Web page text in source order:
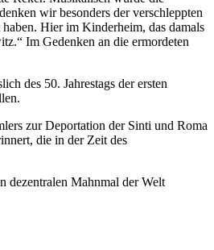
wir besonders der verschleppten
Hier im Kinderheim, das damals
Im Gedenken an die ermordeten
des 50. Jahrestags der ersten
zur Deportation der Sinti und Roma
die in der Zeit des
dezentralen Mahnmal der Welt